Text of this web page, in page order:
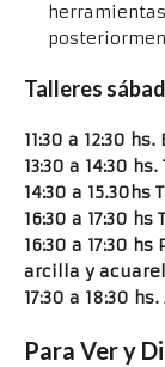
Talleres
11:30 a 12:30
13:30 a 14:30
14:30 a 15.30hs
16:30 a 17:30
16:30 a 17:30
arcilla y
17:30 a 18:30
Para Ver y